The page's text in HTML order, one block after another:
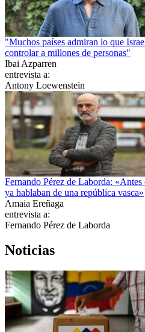
"Muchos países admiran lo que
controlar a millones de personas"
Ibai Azparren
entrevista a:
Antony Loewenstein
Fernando Pérez de Laborda:
ya hablaban de una república vasca»
Amaia Ereñaga
entrevista a:
Fernando Pérez de Laborda
Noticias